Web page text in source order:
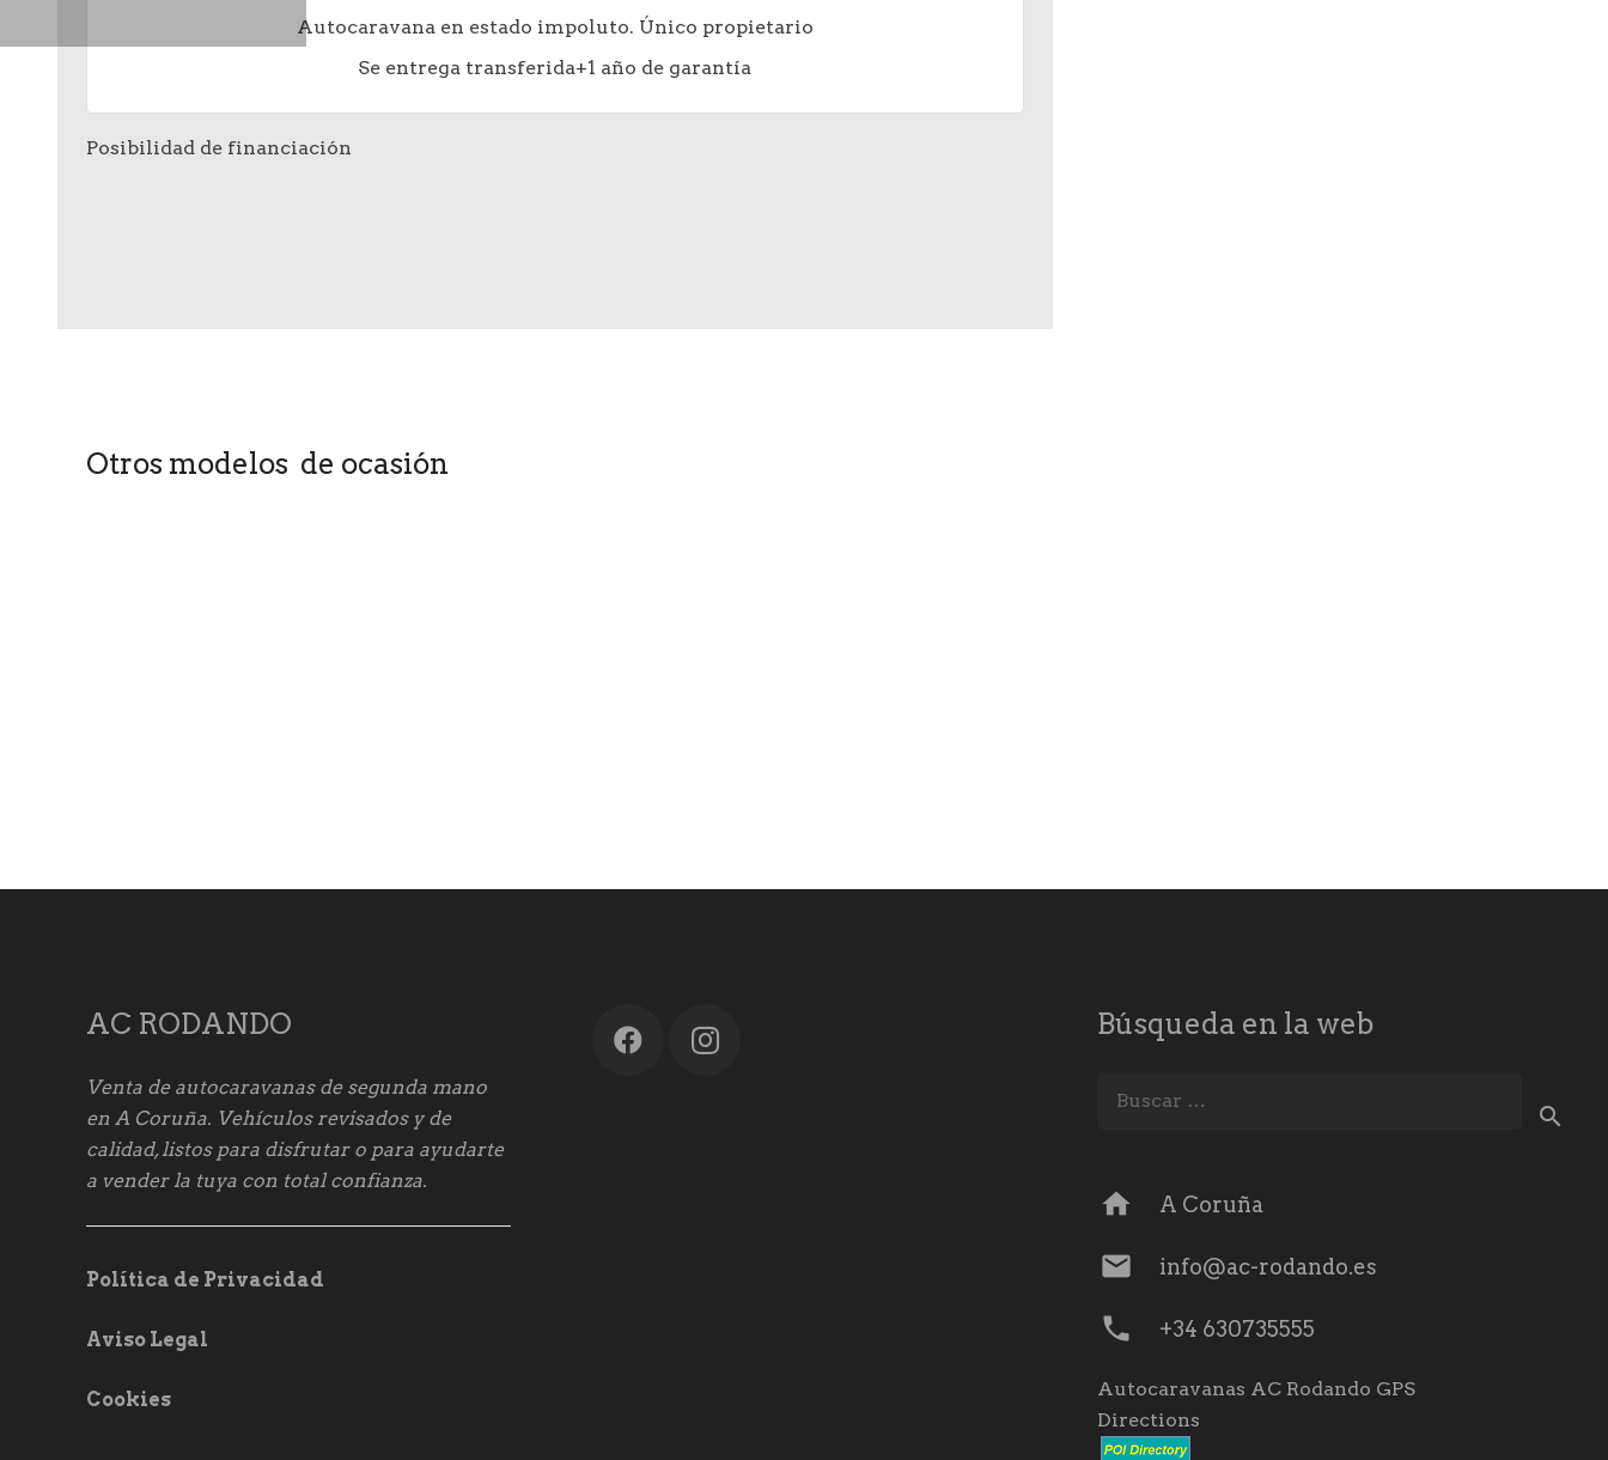
Autocaravana en estado impoluto. Único propietario
Se entrega transferida+1 año de garantía
Posibilidad de financiación
Otros modelos de ocasión
AC RODANDO
Venta de autocaravanas de segunda mano
en A Coruña. Vehículos revisados y de
calidad, listos para disfrutar o para ayudarte
a vender la tuya con total confianza.
Política de Privacidad
Aviso Legal
Cookies
Búsqueda en la web
home A Coruña
mail info@ac-rodando.es
phone +34 630735555
Autocaravanas AC Rodando GPS
Directions